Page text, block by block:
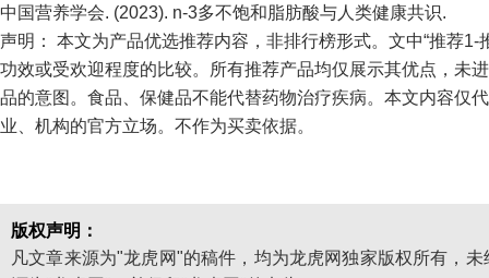
中国营养学会. (2023). n-3多不饱和脂肪酸与人类健康共识.
声明： 本文为产品优选推荐内容，非排行榜形式。文中“推荐
功效或受欢迎程度的比较。所有推荐产品均仅展示其优点，未
品的意图。食品、保健品不能代替药物治疗疾病。本文内容仅
业、机构的官方立场。不作为买卖依据。
版权声明：
凡文章来源为"龙虎网"的稿件，均为龙虎网独家版权所有，